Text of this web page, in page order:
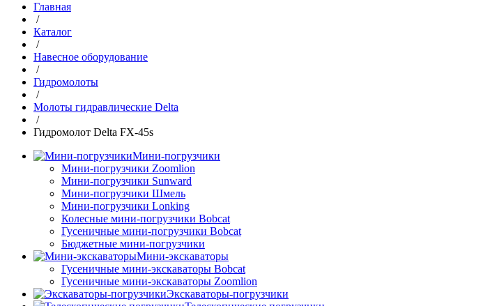
Главная
/
Каталог
/
Навесное оборудование
/
Гидромолоты
/
Молоты гидравлические Delta
/
Гидромолот Delta FX-45s
Мини-погрузчики
Мини-погрузчики Zoomlion
Мини-погрузчики Sunward
Мини-погрузчики Шмель
Мини-погрузчики Lonking
Колесные мини-погрузчики Bobcat
Гусеничные мини-погрузчики Bobcat
Бюджетные мини-погрузчики
Мини-экскаваторы
Гусеничные мини-экскаваторы Bobcat
Гусеничные мини-экскаваторы Zoomlion
Экскаваторы-погрузчики